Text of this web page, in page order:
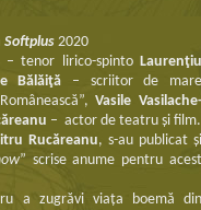
Softplus 2020
– tenor lirico-spinto
Bălăiţă – scriitor de
Vasile
– actor de teatru și film.
Rucăreanu, s-au publicat
” scrise anume pentru
a zugrăvi viața boemă